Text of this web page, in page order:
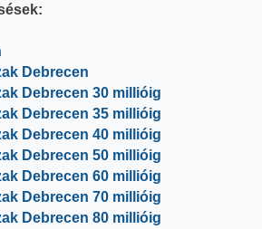
Debrecen
Debrecen 30 millióig
Debrecen 35 millióig
Debrecen 40 millióig
Debrecen 50 millióig
Debrecen 60 millióig
Debrecen 70 millióig
Debrecen 80 millióig